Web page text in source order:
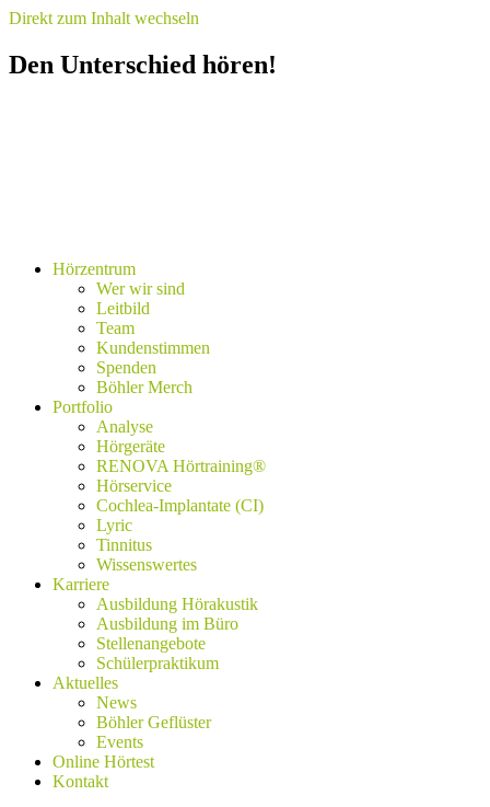
Direkt zum Inhalt wechseln
Den Unterschied hören!
Hörzentrum
Wer wir sind
Leitbild
Team
Kundenstimmen
Spenden
Böhler Merch
Portfolio
Analyse
Hörgeräte
RENOVA Hörtraining®
Hörservice
Cochlea-Implantate (CI)
Lyric
Tinnitus
Wissenswertes
Karriere
Ausbildung Hörakustik
Ausbildung im Büro
Stellenangebote
Schülerpraktikum
Aktuelles
News
Böhler Geflüster
Events
Online Hörtest
Kontakt